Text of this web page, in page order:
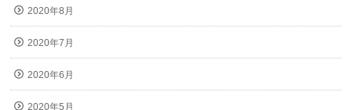
2020年8月
2020年7月
2020年6月
2020年5月